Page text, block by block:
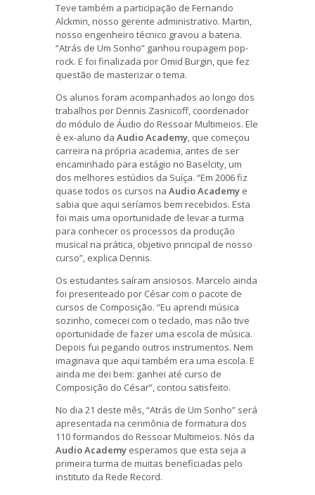
Teve também a participação de Fernando
Alckmin, nosso gerente administrativo. Martin,
nosso engenheiro técnico gravou a bateria.
“Atrás de Um Sonho” ganhou roupagem pop-
rock. E foi finalizada por Omid Burgin, que fez
questão de masterizar o tema.
Os alunos foram acompanhados ao longo dos
trabalhos por Dennis Zasnicoff, coordenador
do módulo de Áudio do Ressoar Multimeios. Ele
é ex-aluno da Audio Academy, que começou
carreira na própria academia, antes de ser
encaminhado para estágio no Baselcity, um
dos melhores estúdios da Suíça. “Em 2006 fiz
quase todos os cursos na Audio Academy e
sabia que aqui seríamos bem recebidos. Esta
foi mais uma oportunidade de levar a turma
para conhecer os processos da produção
musical na prática, objetivo principal de nosso
curso”, explica Dennis.
Os estudantes saíram ansiosos. Marcelo ainda
foi presenteado por César com o pacote de
cursos de Composição. “Eu aprendi música
sozinho, comecei com o teclado, mas não tive
oportunidade de fazer uma escola de música.
Depois fui pegando outros instrumentos. Nem
imaginava que aqui também era uma escola. E
ainda me dei bem: ganhei até curso de
Composição do César”, contou satisfeito.
No dia 21 deste mês, “Atrás de Um Sonho” será
apresentada na cerimônia de formatura dos
110 formandos do Ressoar Multimeios. Nós da
Audio Academy esperamos que esta seja a
primeira turma de muitas beneficiadas pelo
instituto da Rede Record.